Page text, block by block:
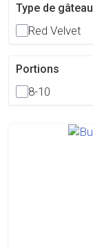
Type de gâteau
Red Velvet
Portions
8-10